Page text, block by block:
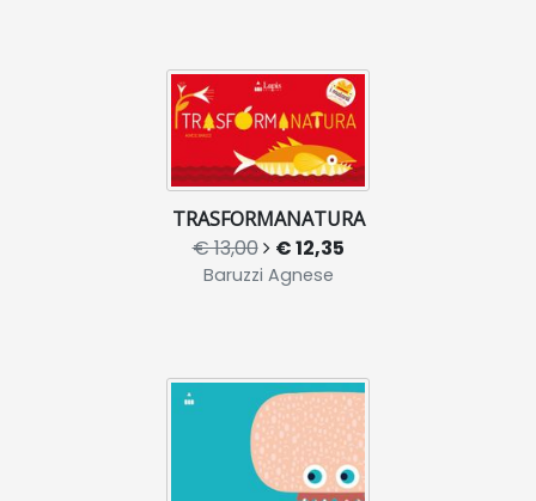
TRASFORMANATURA
€ 13,00 € 12,35
Baruzzi Agnese